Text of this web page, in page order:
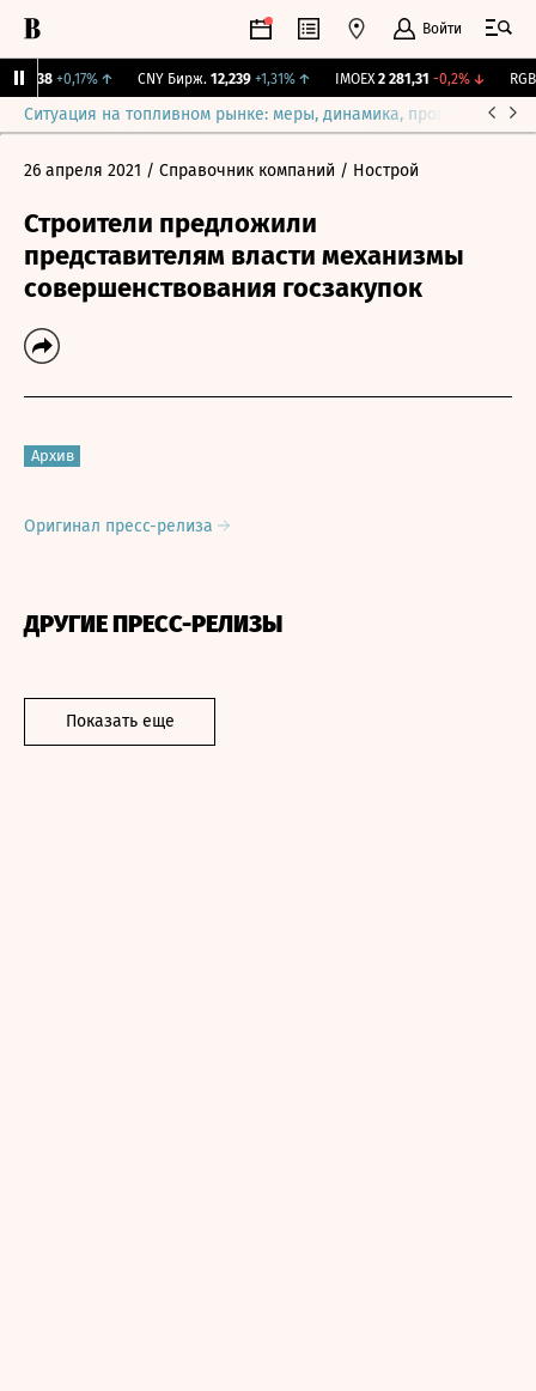
Войти
115,38 +0,17%↑ CNY Бирж. 12,239 +1,31% ↑ IMOEX 2 281,31 -0,2%↓
Ситуация на топливном рынке: меры, динамика, прогнозы
26 апреля 2021 / Справочник компаний / Нострой
Строители предложили
представителям власти механизмы
совершенствования госзакупок
Архив
Оригинал пресс-релиза
ДРУГИЕ ПРЕСС-РЕЛИЗЫ
Показать еще